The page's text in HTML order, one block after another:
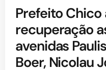
Prefeito Chico
recuperação
avenidas
Boer, Nicolau